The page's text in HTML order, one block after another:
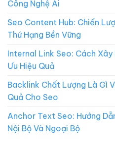
Công Nghệ Ai
Seo Content Hub: Chiến
Thứ Hạng Bền Vững
Internal Link Seo: Cách
Ưu Hiệu Quả
Backlink Chất Lượng Là Gì
Quả Cho Seo
Anchor Text Seo: Hướng
Nội Bộ Và Ngoại Bộ